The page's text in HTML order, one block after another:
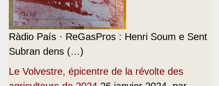
Ràdio País · ReGasPros : Henri Soum e Sent
Subran dens (…)
Le Volvestre, épicentre de la révolte des